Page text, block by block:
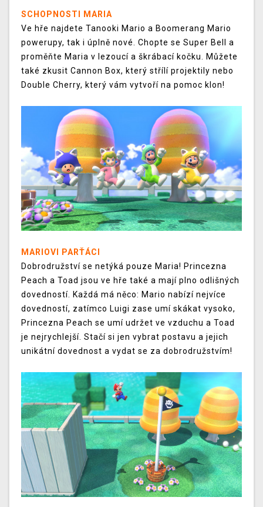
SCHOPNOSTI MARIA
Ve hře najdete Tanooki Mario a Boomerang Mario
powerupy, tak i úplně nové. Chopte se Super Bell a
proměňte Maria v lezoucí a škrábací kočku. Můžete
také zkusit Cannon Box, který střílí projektily nebo
Double Cherry, který vám vytvoří na pomoc klon!
MARIOVI PARŤÁCI
Dobrodružství se netýká pouze Maria! Princezna
Peach a Toad jsou ve hře také a mají plno odlišných
dovedností. Každá má něco: Mario nabízí nejvíce
dovedností, zatímco Luigi zase umí skákat vysoko,
Princezna Peach se umí udržet ve vzduchu a Toad
je nejrychlejší. Stačí si jen vybrat postavu a jejich
unikátní dovednost a vydat se za dobrodružstvím!